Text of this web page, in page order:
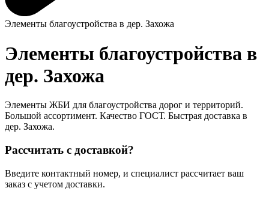
Элементы благоустройства в дер. Захожа
Элементы благоустройства в
дер. Захожа
Элементы ЖБИ для благоустройства дорог и территорий.
Большой ассортимент. Качество ГОСТ. Быстрая доставка в
дер. Захожа.
Рассчитать с доставкой?
Введите контактный номер, и специалист рассчитает ваш
заказ с учетом доставки.